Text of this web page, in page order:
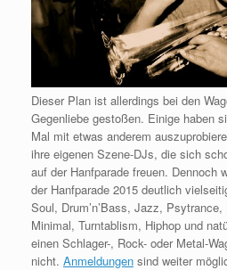
Dieser Plan ist allerdings bei den
Gegenliebe gestoßen. Einige haben
Mal mit etwas anderem
ihre eigenen Szene-DJs, die sich
auf der Hanfparade freuen. Dennoch
der Hanfparade 2015 deutlich
Soul, Drum’n’Bass, Jazz,
Minimal, Turntablism, Hiphop und
einen Schlager-, Rock- oder Metal-
nicht. Anmeldungen sind weiter